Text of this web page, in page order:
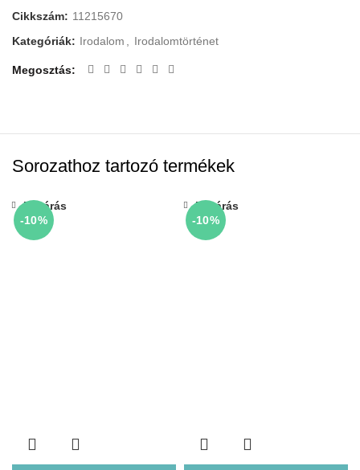
Cikkszám: 11215670
Kategóriák: Irodalom , Irodalomtörténet
Megosztás
Sorozathoz tartozó termékek
-10%
Bezárás
-10%
Bezárás